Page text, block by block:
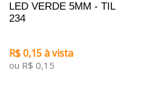
LED VERDE 5MM - TIL
234
R$ 0,15 à vista
ou R$ 0,15